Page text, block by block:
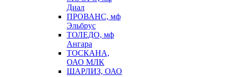
Диал
ПРОВАНС, мф
Эльбрус
ТОЛЕДО, мф
Ангара
ТОСКАНА,
ОАО МЛК
ШАРЛИЗ, ОАО